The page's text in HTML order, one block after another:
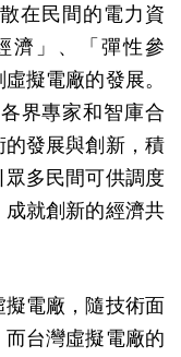
在民間的電力資
濟」、「彈性參
擬電廠的發展。
界專家和智庫合
發展與創新，積
多民間可供調度
就創新的經濟共
電廠，隨技術面
台灣虛擬電廠的